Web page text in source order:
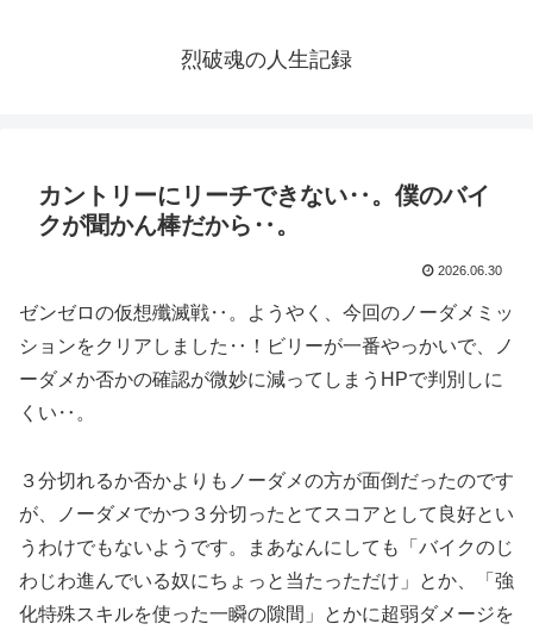
烈破魂の人生記録
カントリーにリーチできない‥。僕のバイ
クが聞かん棒だから‥。
2026.06.30
ゼンゼロの仮想殲滅戦‥。ようやく、今回のノーダメミッ
ションをクリアしました‥！ビリーが一番やっかいで、ノ
ーダメか否かの確認が微妙に減ってしまうHPで判別しに
くい‥。
３分切れるか否かよりもノーダメの方が面倒だったのです
が、ノーダメでかつ３分切ったとてスコアとして良好とい
うわけでもないようです。まあなんにしても「バイクのじ
わじわ進んでいる奴にちょっと当たっただけ」とか、「強
化特殊スキルを使った一瞬の隙間」とかに超弱ダメージを